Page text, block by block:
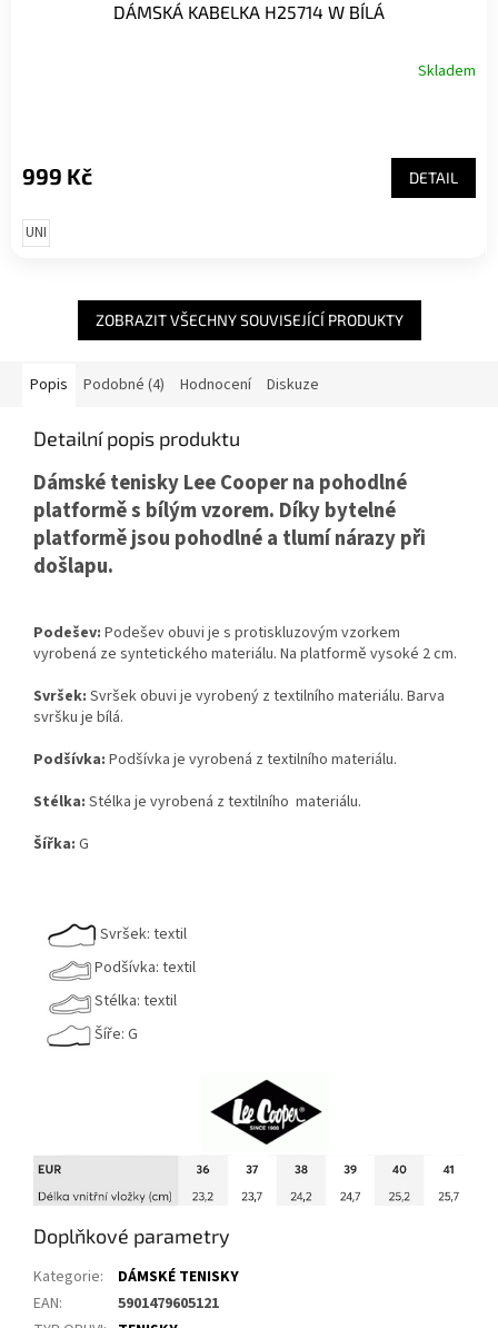
DÁMSKÁ KABELKA H25714 W BÍLÁ
Skladem
999 Kč DETAIL
UNI
ZOBRAZIT VŠECHNY SOUVISEJÍCÍ PRODUKTY
Popis Podobné (4) Hodnocení Diskuze
Detailní popis produktu
Dámské tenisky Lee Cooper na pohodlné
platformě s bílým vzorem. Díky bytelné
platformě jsou pohodlné a tlumí nárazy při
došlapu.
Podešev: Podešev obuvi je s protiskluzovým vzorkem
vyrobená ze syntetického materiálu. Na platformě vysoké 2 cm.
Svršek: Svršek obuvi je vyrobený z textilního materiálu. Barva
svršku je bílá.
Podšívka: Podšívka je vyrobená z textilního materiálu.
Stélka: Stélka je vyrobená z textilního materiálu.
Šířka: G
Svršek: textil
Podšívka: textil
Stélka: textil
Šíře: G
Doplňkové parametry
Kategorie:
DÁMSKÉ TENISKY
EAN:
5901479605121